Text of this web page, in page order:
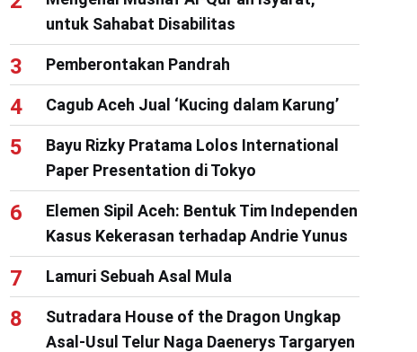
untuk Sahabat Disabilitas
Pemberontakan Pandrah
Cagub Aceh Jual ‘Kucing dalam Karung’
Bayu Rizky Pratama Lolos International
Paper Presentation di Tokyo
Elemen Sipil Aceh: Bentuk Tim Independen
Kasus Kekerasan terhadap Andrie Yunus
Lamuri Sebuah Asal Mula
Sutradara House of the Dragon Ungkap
Asal-Usul Telur Naga Daenerys Targaryen